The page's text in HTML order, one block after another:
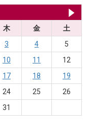
木 金
土
3 4
5
10 11
12
17 18
19
24 25
26
31